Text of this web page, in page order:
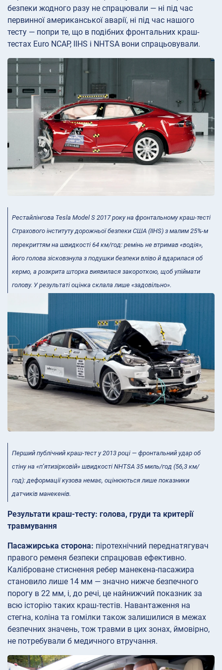
безпеки жодного разу не спрацювали — ні під час
первинної американської аварії, ні під час нашого
тесту — попри те, що в подібних фронтальних краш-
тестах Euro NCAP, IIHS і NHTSA вони спрацьовували.
Рестайлінгова Tesla Model S 2017 року на фронтальному краш-тесті
Страхового інституту дорожньої безпеки США (IIHS) з малим 25%-м
перекриттям на швидкості 64 км/год: ремінь не втримав «водія»,
його голова зісковзнула з подушки безпеки вліво й вдарилася об
кермо, а розкрита шторка виявилася закороткою, щоб упіймати
голову. У результаті оцінка склала лише «задовільно».
Перший публічний краш-тест у 2013 році — фронтальний удар об
стіну на «п’ятизірковій» швидкості NHTSA 35 миль/год (56,3 км/
год): деформації кузова немає, оцінюються лише показники
датчиків манекенів.
Результати краш-тесту: голова, груди та критерії
травмування
Пасажирська сторона: піротехнічний переднатягувач
правого ременя безпеки спрацював ефективно.
Каліброване стиснення ребер манекена-пасажира
становило лише 14 мм — значно нижче безпечного
порогу в 22 мм, і, до речі, це найнижчий показник за
всю історію таких краш-тестів. Навантаження на
стегна, коліна та гомілки також залишилися в межах
безпечних значень, тож травми в цих зонах, ймовірно,
не потребували б медичного втручання.